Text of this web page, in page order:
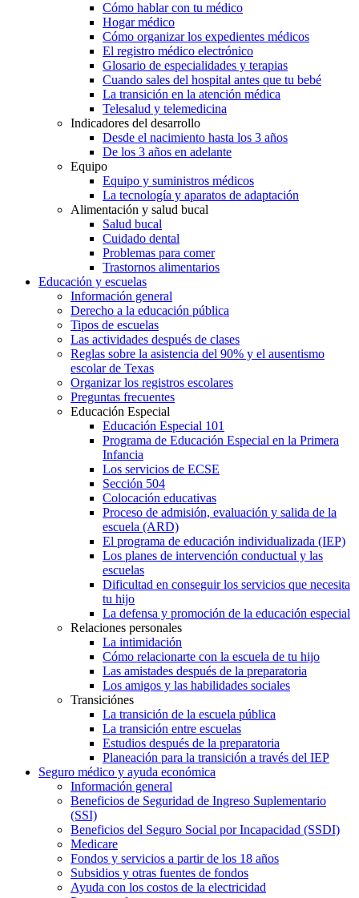
Cómo hablar con tu médico
Hogar médico
Cómo organizar los expedientes médicos
El registro médico electrónico
Glosario de especialidades y terapias
Cuando sales del hospital antes que tu bebé
La transición en la atención médica
Telesalud y telemedicina
Indicadores del desarrollo
Desde el nacimiento hasta los 3 años
De los 3 años en adelante
Equipo
Equipo y suministros médicos
La tecnología y aparatos de adaptación
Alimentación y salud bucal
Salud bucal
Cuidado dental
Problemas para comer
Trastornos alimentarios
Educación y escuelas
Información general
Derecho a la educación pública
Tipos de escuelas
Las actividades después de clases
Reglas sobre la asistencia del 90% y el ausentismo
escolar de Texas
Organizar los registros escolares
Preguntas frecuentes
Educación Especial
Educación Especial 101
Programa de Educación Especial en la Primera
Infancia
Los servicios de ECSE
Sección 504
Colocación educativas
Proceso de admisión, evaluación y salida de la
escuela (ARD)
El programa de educación individualizada (IEP)
Los planes de intervención conductual y las
escuelas
Dificultad en conseguir los servicios que necesita
tu hijo
La defensa y promoción de la educación especial
Relaciones personales
La intimidación
Cómo relacionarte con la escuela de tu hijo
Las amistades después de la preparatoria
Los amigos y las habilidades sociales
Transiciónes
La transición de la escuela pública
La transición entre escuelas
Estudios después de la preparatoria
Planeación para la transición a través del IEP
Seguro médico y ayuda económica
Información general
Beneficios de Seguridad de Ingreso Suplementario
(SSI)
Beneficios del Seguro Social por Incapacidad (SSDI)
Medicare
Fondos y servicios a partir de los 18 años
Subsidios y otras fuentes de fondos
Ayuda con los costos de la electricidad